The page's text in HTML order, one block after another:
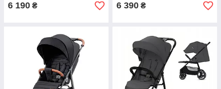
6 190 ₴ 6 390 ₴